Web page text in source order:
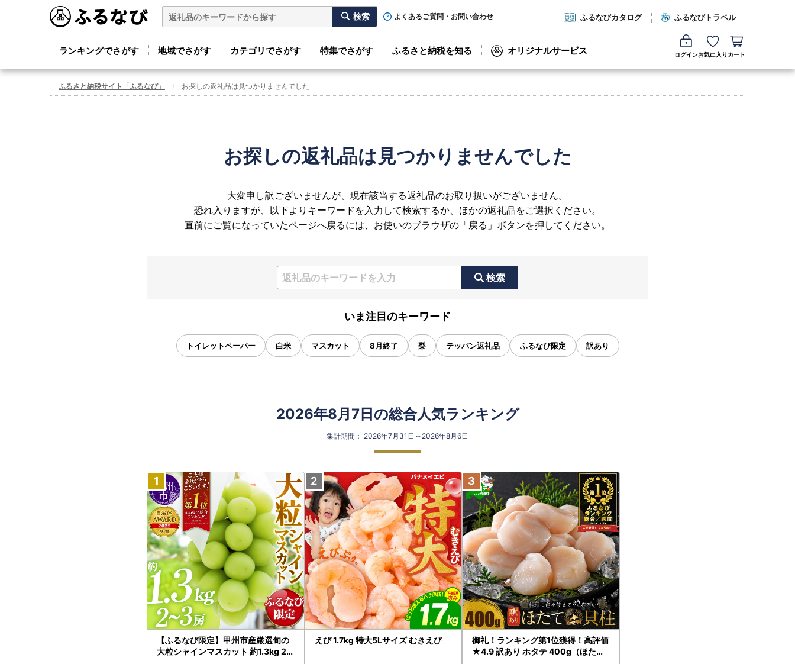
よくあるご質問・お問い合わせ ふるなびカタログ ふるなびトラベル
ランキングでさがす 地域でさがす カテゴリでさがす 特集でさがす ふるさと納税を知る オリジナルサービス ログインお気に入り カート
ふるさと納税サイト「ふるなび」 お探しの返礼品は見つかりませんでした
お探しの返礼品は見つかりませんでした
大変申し訳ございませんが、現在該当する返礼品のお取り扱いがございません。
恐れ入りますが、以下よりキーワードを入力して検索するか、ほかの返礼品をご選択ください。
直前にご覧になっていたページへ戻るには、お使いのブラウザの「戻る」ボタンを押してください。
検索
いま注目のキーワード
トイレットペーパー 白米 マスカット 8月終了 梨 テッパン返礼品 ふるなび限定 訳あり
2026年8月7日の総合人気ランキング
集計期間： 2026年7月31日～2026年8月6日
【ふるなび限定】甲州市産厳選旬の
大粒シャインマスカット 約1.3kg 2
えび 1.7kg 特大5Lサイズ むきえび
御礼！ランキング第1位獲得！高評価
★4.9 訳あり ホタテ 400g（ほたて